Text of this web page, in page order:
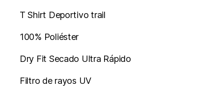
T Shirt Deportivo trail
100% Poliéster
Dry Fit Secado Ultra Rápido
Filtro de rayos UV